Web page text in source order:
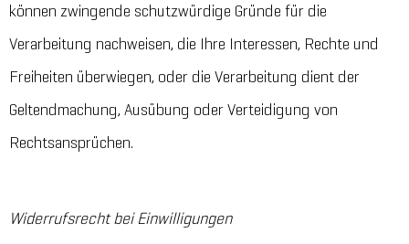
können zwingende schutzwürdige Gründe für die
Verarbeitung nachweisen, die Ihre Interessen, Rechte und
Freiheiten überwiegen, oder die Verarbeitung dient der
Geltendmachung, Ausübung oder Verteidigung von
Rechtsansprüchen.
Widerrufsrecht bei Einwilligungen